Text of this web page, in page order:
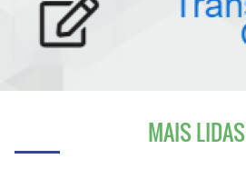
MAIS LIDAS